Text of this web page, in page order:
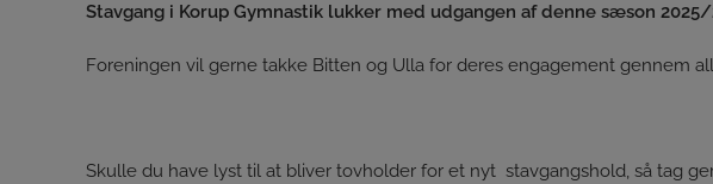
Stavgang i Korup Gymnastik lukker med udgangen af denne sæson 2025/
Foreningen vil gerne takke Bitten og Ulla for deres engagement gennem
Skulle du have lyst til at bliver tovholder for et nyt stavgangshold, så tag